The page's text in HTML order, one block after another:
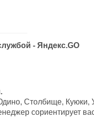
- Яндекс.GO
Столбище, Куюки,
сориентирует